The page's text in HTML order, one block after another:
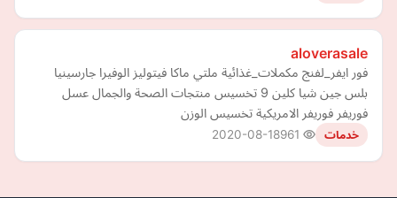
aloverasale
فور ايفر_لفنج مكملات_غذائية ملتي ماكا فيتوليز الوفيرا جارسينيا
بلس جين شيا كلين 9 تخسيس منتجات الصحة والجمال عسل
فوريفر فوريفر الامريكية تخسيس الوزن
خدمات 2020-08-18